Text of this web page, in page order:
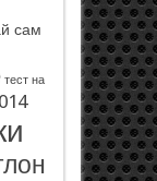
сам
тест на